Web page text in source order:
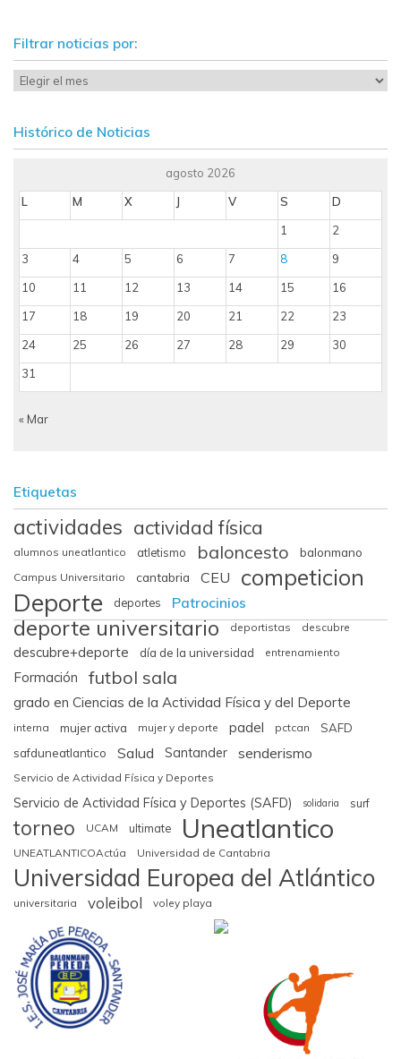
Filtrar noticias por:
Histórico de Noticias
agosto 2026
L
M X J V S
D
1
2
3
4 5 6 7 8
9
10
11 12 13 14 15
16
17
18 19 20 21 22
23
24
25 26 27 28 29
30
31
« Mar
Etiquetas
actividades actividad física
alumnos uneatlantico atletismo baloncesto balonmano
Campus Universitario cantabria CEU competicion
Deporte deportes
deporte universitario deportistas descubre
descubre+deporte día de la universidad entrenamiento
Formación futbol sala
grado en Ciencias de la Actividad Física y del Deporte
interna mujer activa mujer y deporte padel pctcan
SAFD
safduneatlantico
Salud Santander senderismo
Servicio de Actividad Física y Deportes
Servicio de Actividad Física y Deportes (SAFD) solidaria surf
torneo UCAM ultimate Uneatlantico
UNEATLANTICOActúa Universidad de Cantabria
Universidad Europea del Atlántico
universitaria voleibol voley playa
Patrocinios